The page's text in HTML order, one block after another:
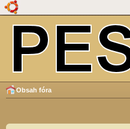
Obsah fóra